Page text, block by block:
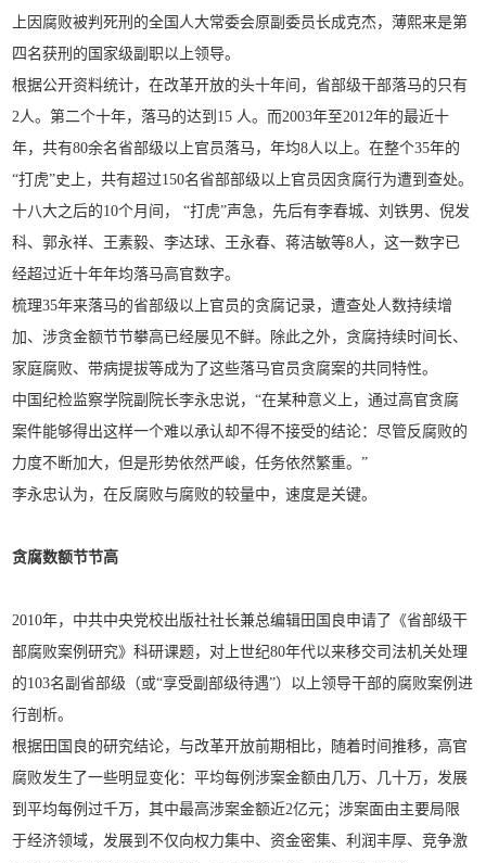
上因腐败被判死刑的全国人大常委会原副委员长成克杰，薄熙来是第
四名获刑的国家级副职以上领导。
根据公开资料统计，在改革开放的头十年间，省部级干部落马的只有
2人。第二个十年，落马的达到15 人。而2003年至2012年的最近十
年，共有80余名省部级以上官员落马，年均8人以上。在整个35年的
“打虎”史上，共有超过150名省部部级以上官员因贪腐行为遭到查处。
十八大之后的10个月间， “打虎”声急，先后有李春城、刘铁男、倪发
科、郭永祥、王素毅、李达球、王永春、蒋洁敏等8人，这一数字已
经超过近十年年均落马高官数字。
梳理35年来落马的省部级以上官员的贪腐记录，遭查处人数持续增
加、涉贪金额节节攀高已经屡见不鲜。除此之外，贪腐持续时间长、
家庭腐败、带病提拔等成为了这些落马官员贪腐案的共同特性。
中国纪检监察学院副院长李永忠说，“在某种意义上，通过高官贪腐
案件能够得出这样一个难以承认却不得不接受的结论：尽管反腐败的
力度不断加大，但是形势依然严峻，任务依然繁重。”
李永忠认为，在反腐败与腐败的较量中，速度是关键。
贪腐数额节节高
2010年，中共中央党校出版社社长兼总编辑田国良申请了《省部级干
部腐败案例研究》科研课题，对上世纪80年代以来移交司法机关处理
的103名副省部级（或“享受副部级待遇”）以上领导干部的腐败案例进
行剖析。
根据田国良的研究结论，与改革开放前期相比，随着时间推移，高官
腐败发生了一些明显变化：平均每例涉案金额由几万、几十万，发展
到平均每例过千万，其中最高涉案金额近2亿元；涉案面由主要局限
于经济领域，发展到不仅向权力集中、资金密集、利润丰厚、竞争激